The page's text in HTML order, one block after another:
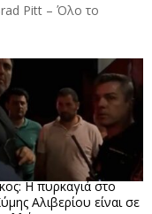
Pitt – Όλο το
Η πυρκαγιά στο
Αλιβερίου είναι σε